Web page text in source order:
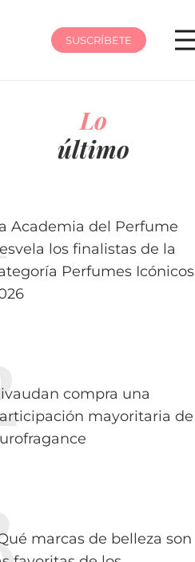
SUSCRÍBETE
Lo
último
Academia del Perfume
los finalistas de la
Perfumes Icónicos
compra una
mayoritaria de
marcas de belleza son